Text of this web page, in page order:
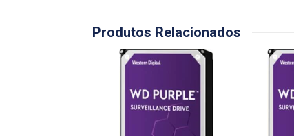
Produtos Relacionados